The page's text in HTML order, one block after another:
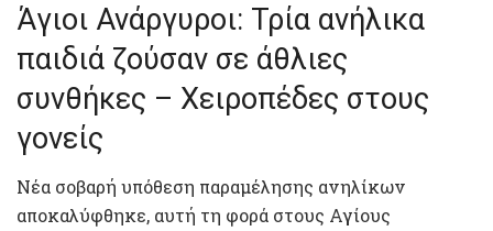
Άγιοι Ανάργυροι: Τρία ανήλικα
παιδιά ζούσαν σε άθλιες
συνθήκες – Χειροπέδες στους
γονείς
Νέα σοβαρή υπόθεση παραμέλησης ανηλίκων
αποκαλύφθηκε, αυτή τη φορά στους Αγίους